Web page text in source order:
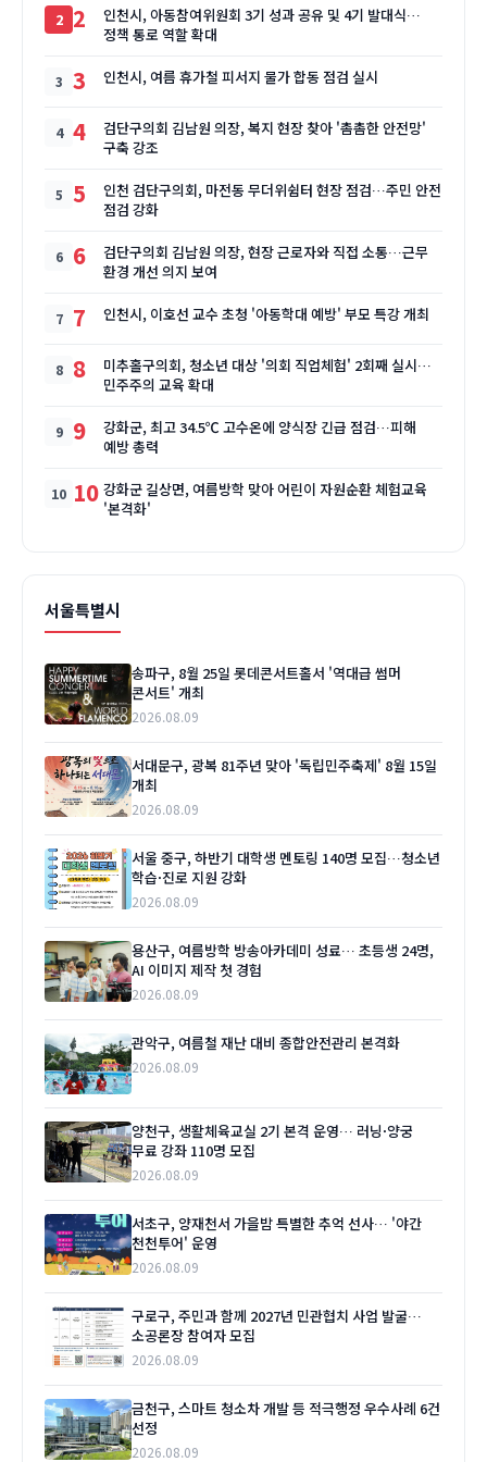
2
인천시, 아동참여위원회 3기 성과 공유 및 4기 발대식…
정책 통로 역할 확대
3 인천시, 여름 휴가철 피서지 물가 합동 점검 실시
4
검단구의회 김남원 의장, 복지 현장 찾아 '촘촘한 안전망'
구축 강조
5
인천 검단구의회, 마전동 무더위쉼터 현장 점검…주민 안전
점검 강화
6
검단구의회 김남원 의장, 현장 근로자와 직접 소통…근무
환경 개선 의지 보여
7 인천시, 이호선 교수 초청 '아동학대 예방' 부모 특강 개최
8
미추홀구의회, 청소년 대상 '의회 직업체험' 2회째 실시…
민주주의 교육 확대
9
강화군, 최고 34.5℃ 고수온에 양식장 긴급 점검…피해
예방 총력
10 강화군 길상면, 여름방학 맞아 어린이 자원순환 체험교육
'본격화'
서울특별시
송파구, 8월 25일 롯데콘서트홀서 '역대급 썸머
콘서트' 개최
2026.08.09
서대문구, 광복 81주년 맞아 '독립민주축제' 8월 15일
개최
2026.08.09
서울 중구, 하반기 대학생 멘토링 140명 모집…청소년
학습·진로 지원 강화
2026.08.09
용산구, 여름방학 방송아카데미 성료… 초등생 24명,
AI 이미지 제작 첫 경험
2026.08.09
관악구, 여름철 재난 대비 종합안전관리 본격화
2026.08.09
양천구, 생활체육교실 2기 본격 운영… 러닝·양궁
무료 강좌 110명 모집
2026.08.09
서초구, 양재천서 가을밤 특별한 추억 선사… '야간
천천투어' 운영
2026.08.09
구로구, 주민과 함께 2027년 민관협치 사업 발굴…
소공론장 참여자 모집
2026.08.09
금천구, 스마트 청소차 개발 등 적극행정 우수사례 6건
선정
2026.08.09